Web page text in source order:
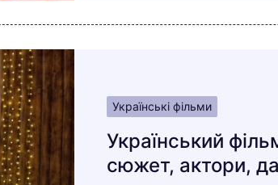
Українські фільми
Український
сюжет, актори,